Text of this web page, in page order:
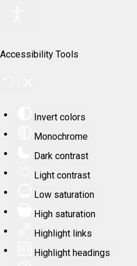
Accessibility Tools
Invert colors
Monochrome
Dark contrast
Light contrast
Low saturation
High saturation
Highlight links
Highlight headings